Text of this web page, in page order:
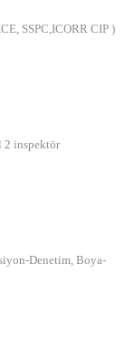
SSPC,ICORR CIP )
2 inspektör
Denetim, Boya-